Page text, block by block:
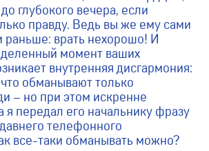
глубокого вечера, если
правду. Ведь вы же ему сами
раньше: врать нехорошо! И
момент ваших
внутренняя дисгармония:
обманывают только
– но при этом искренне
я передал его начальнику фразу
телефонного
все-таки обманывать можно?